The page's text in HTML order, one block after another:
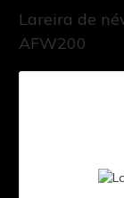
Lareira de
AFW200